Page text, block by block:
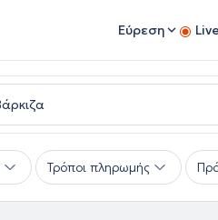
Εύρεση
Τρόποι πληρωμής